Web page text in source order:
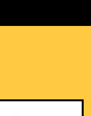
Le
Le